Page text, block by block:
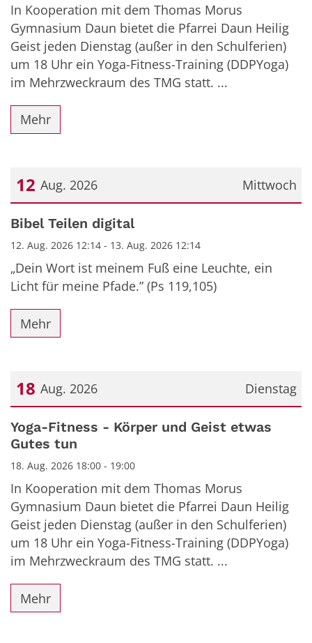
In Kooperation mit dem Thomas Morus
Gymnasium Daun bietet die Pfarrei Daun Heilig
Geist jeden Dienstag (außer in den Schulferien)
um 18 Uhr ein Yoga-Fitness-Training (DDPYoga)
im Mehrzweckraum des TMG statt. ...
Mehr
Mittwoch
12 Aug. 2026
Datum: 12. August 2026
Bibel Teilen digital
12. Aug. 2026 12:14 - 13. Aug. 2026 12:14
„Dein Wort ist meinem Fuß eine Leuchte, ein
Licht für meine Pfade.” (Ps 119,105)
Mehr
Dienstag
18 Aug. 2026
Datum: 18. August 2026
Yoga-Fitness - Körper und Geist etwas
Gutes tun
18. Aug. 2026 18:00 - 19:00
In Kooperation mit dem Thomas Morus
Gymnasium Daun bietet die Pfarrei Daun Heilig
Geist jeden Dienstag (außer in den Schulferien)
um 18 Uhr ein Yoga-Fitness-Training (DDPYoga)
im Mehrzweckraum des TMG statt. ...
Mehr